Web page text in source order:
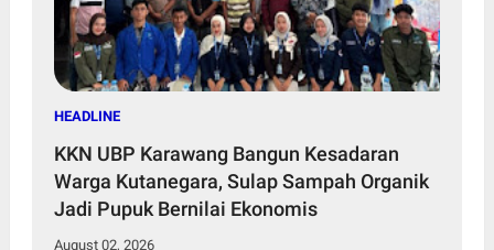
HEADLINE
KKN UBP Karawang Bangun Kesadaran
Warga Kutanegara, Sulap Sampah Organik
Jadi Pupuk Bernilai Ekonomis
August 02, 2026